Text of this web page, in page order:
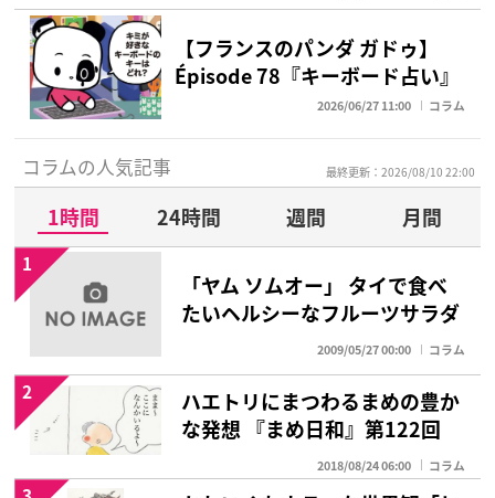
【フランスのパンダ ガドゥ】
Épisode 78『キーボード占い』
2026/06/27 11:00 コラム
コラムの人気記事 最終更新：2026/08/10 22:00
1時間 24時間 週間 月間
「ヤム ソムオー」 タイで食べ
たいヘルシーなフルーツサラダ
2009/05/27 00:00 コラム
1
ハエトリにまつわるまめの豊か
な発想 『まめ日和』第122回
2018/08/24 06:00 コラム
2